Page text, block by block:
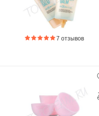
7 отзывов